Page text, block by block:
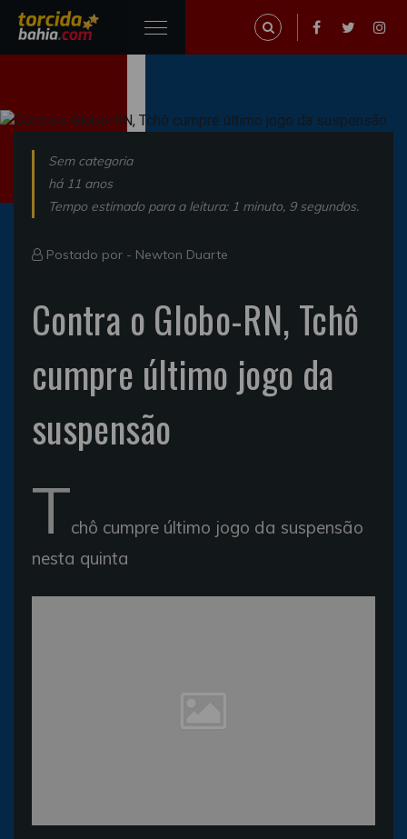
Sem categoria
há 11 anos
Tempo estimado para a leitura: 1 minuto, 9 segundos.
Postado por - Newton Duarte
Contra o Globo-RN, Tchô
cumpre último jogo da
suspensão
Tchô cumpre último jogo da suspensão
nesta quinta